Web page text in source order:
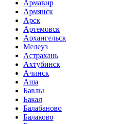
Армавир
Армянск
Арск
Артемовск
Архангельск
Мелеуз
Астрахань
Ахтубинск
Ачинск
Аша
Бавлы
Бакал
Балабаново
Балаково